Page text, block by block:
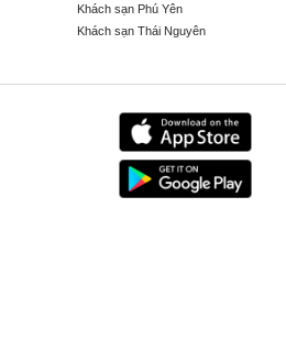
Khách sạn Phú Yên
Khách sạn Thái Nguyên